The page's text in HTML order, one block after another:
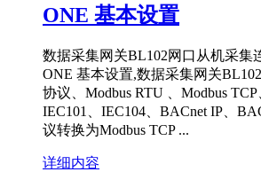
ONE 基本设置
数据采集网关BL102网口从机采集
ONE 基本设置,数据采集网关
协议、Modbus RTU 、Modbus TCP
IEC101、IEC104、BACnet IP、
议转换为Modbus TCP ...
详细内容